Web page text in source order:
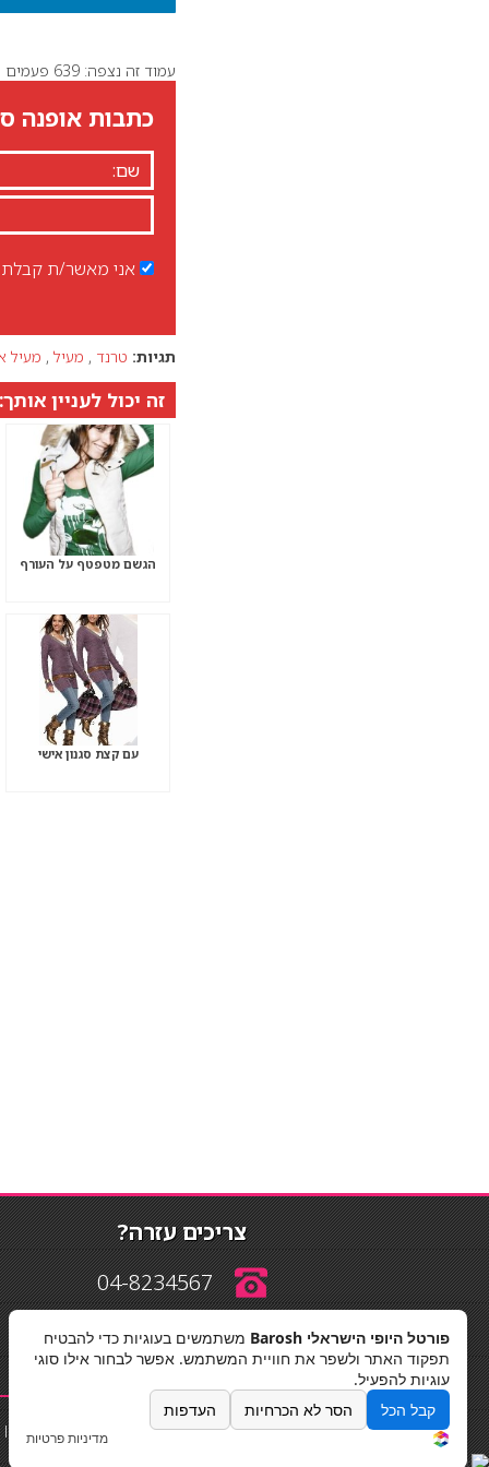
עמוד זה נצפה: 639 פעמים
כתבות אופנה
אני מאשר/ת קבלת
תגיות: טרנד , מעיל , מעיל
זה יכול לעניין אותך:
הגשם מטפטף על העורף
עם קצת סגנון אישי
צריכים עזרה?
04-8234567
info@barosh.co.il
החלקות שיער|תאורה לבית|פאות ותוספות שיער |
פורטל היופי הישראלי Barosh
משתמשים בעוגיות כדי להבטיח
תפקוד האתר ולשפר את חוויית המשתמש. אפשר לבחור אילו סוגי
עוגיות להפעיל.
קבל הכל
הסר לא הכרחיות העדפות
מדיניות פרטיות